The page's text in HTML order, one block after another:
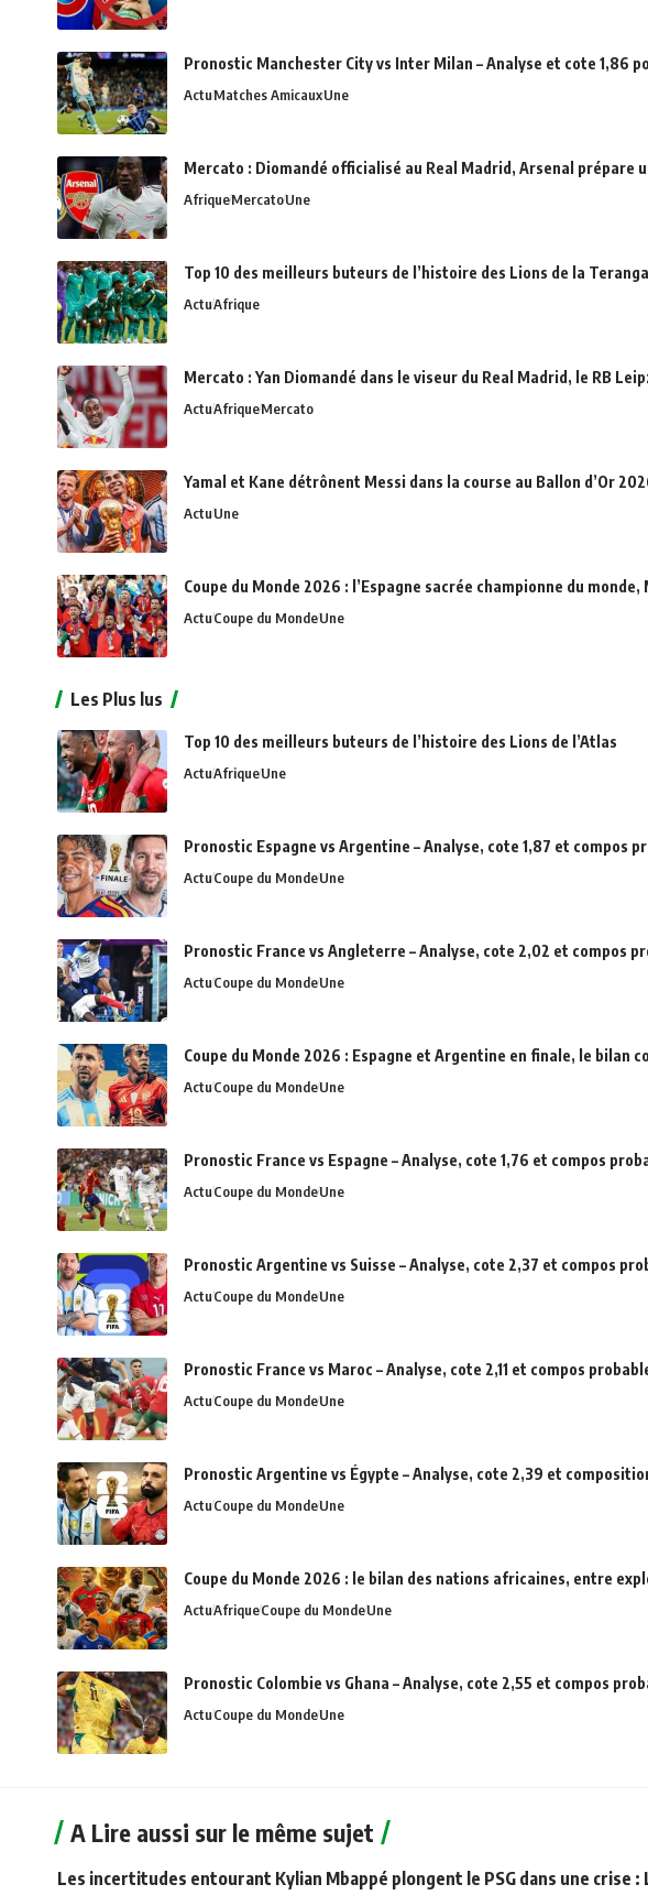
Pronostic Manchester City vs Inter Milan – Analyse et cote 1,86
ActuMatches AmicauxUne
Mercato : Diomandé officialisé au Real Madrid, Arsenal prépare
AfriqueMercatoUne
Top 10 des meilleurs buteurs de l’histoire des Lions de la Teranga
ActuAfrique
Mercato : Yan Diomandé dans le viseur du Real Madrid, le RB
ActuAfriqueMercato
Yamal et Kane détrônent Messi dans la course au Ballon d’Or
ActuUne
Coupe du Monde 2026 : l’Espagne sacrée championne du
ActuCoupe du MondeUne
Les Plus lus
Top 10 des meilleurs buteurs de l’histoire des Lions de l’Atlas
ActuAfriqueUne
Pronostic Espagne vs Argentine – Analyse, cote 1,87 et compos
ActuCoupe du MondeUne
Pronostic France vs Angleterre – Analyse, cote 2,02 et compos
ActuCoupe du MondeUne
Coupe du Monde 2026 : Espagne et Argentine en finale, le bilan
ActuCoupe du MondeUne
Pronostic France vs Espagne – Analyse, cote 1,76 et compos
ActuCoupe du MondeUne
Pronostic Argentine vs Suisse – Analyse, cote 2,37 et compos
ActuCoupe du MondeUne
Pronostic France vs Maroc – Analyse, cote 2,11 et compos
ActuCoupe du MondeUne
Pronostic Argentine vs Égypte – Analyse, cote 2,39 et
ActuCoupe du MondeUne
Coupe du Monde 2026 : le bilan des nations africaines, entre
ActuAfriqueCoupe du MondeUne
Pronostic Colombie vs Ghana – Analyse, cote 2,55 et compos
ActuCoupe du MondeUne
A Lire aussi sur le même sujet
Les incertitudes entourant Kylian Mbappé plongent le PSG dans une crise